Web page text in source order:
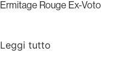
Ermitage Rouge Ex-Voto
Leggi tutto